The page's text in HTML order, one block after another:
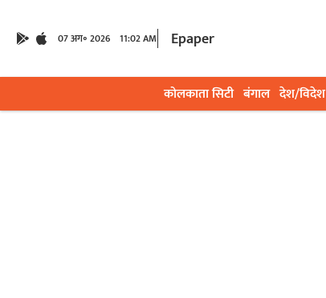
07 अग॰ 2026 11:02 AM Epaper
कोलकाता सिटी बंगाल देश/विदेश